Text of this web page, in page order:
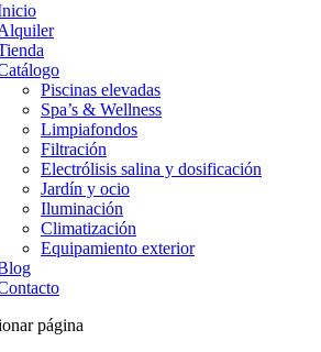
Piscinas elevadas
Spa’s & Wellness
Limpiafondos
Filtración
Electrólisis salina y dosificación
Jardín y ocio
Iluminación
Climatización
Equipamiento exterior
página